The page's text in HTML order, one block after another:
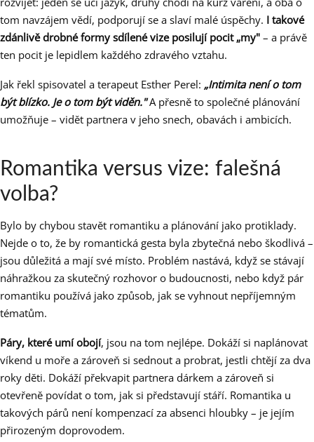
tom navzájem vědí, podporují se a slaví malé úspěchy. I takové
zdánlivě drobné formy sdílené vize posilují pocit „my" – a právě
ten pocit je lepidlem každého zdravého vztahu.
Jak řekl spisovatel a terapeut Esther Perel: „Intimita není o tom
být blízko. Je o tom být viděn." A přesně to společné plánování
umožňuje – vidět partnera v jeho snech, obavách i ambicích.
Romantika versus vize: falešná
volba?
Bylo by chybou stavět romantiku a plánování jako protiklady.
Nejde o to, že by romantická gesta byla zbytečná nebo škodlivá –
jsou důležitá a mají své místo. Problém nastává, když se stávají
náhražkou za skutečný rozhovor o budoucnosti, nebo když pár
romantiku používá jako způsob, jak se vyhnout nepříjemným
tématům.
Páry, které umí obojí, jsou na tom nejlépe. Dokáží si naplánovat
víkend u moře a zároveň si sednout a probrat, jestli chtějí za dva
roky děti. Dokáží překvapit partnera dárkem a zároveň si
otevřeně povídat o tom, jak si představují stáří. Romantika u
takových párů není kompenzací za absenci hloubky – je jejím
přirozeným doprovodem.